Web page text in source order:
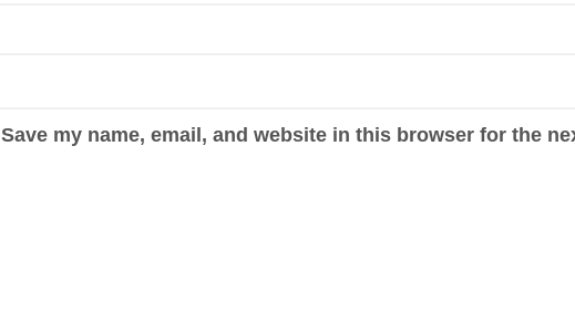
Save my name, email, and website in this browser for the